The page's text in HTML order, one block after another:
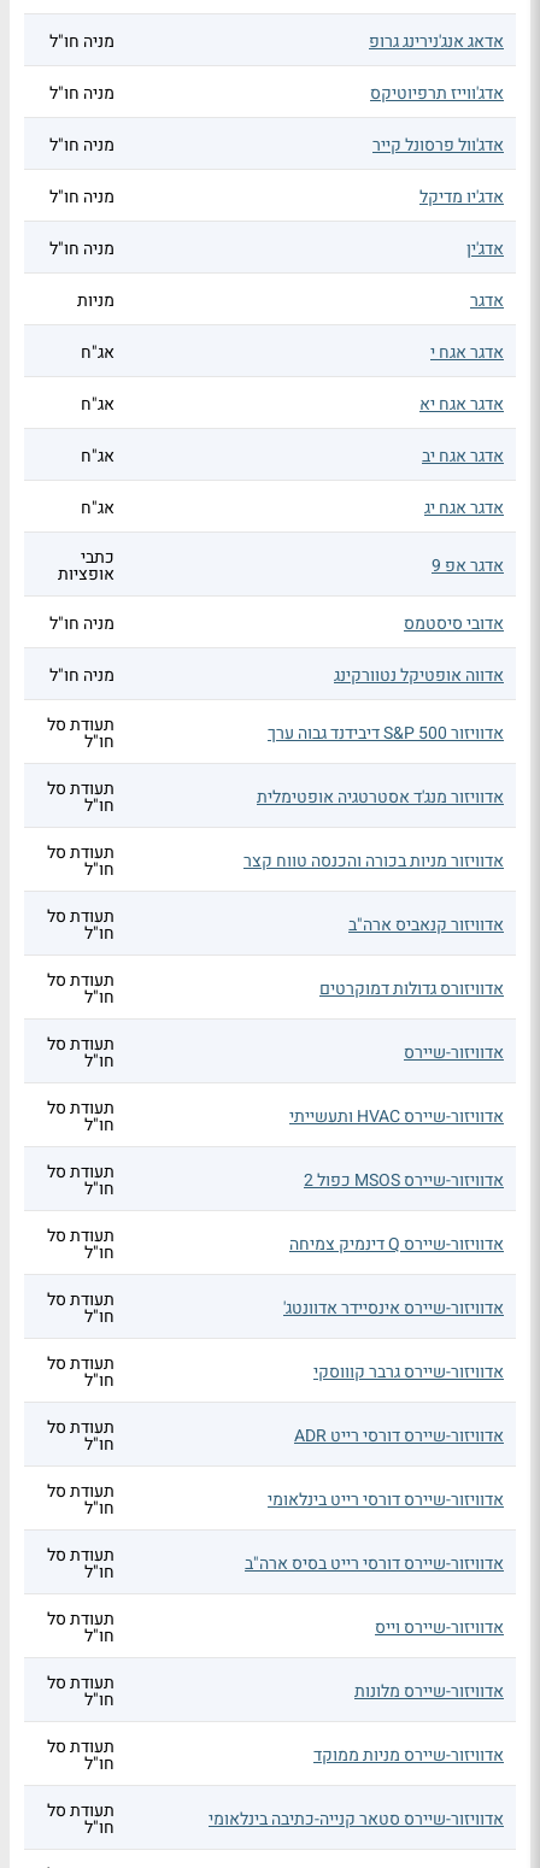
אדאג אנג'נירינג גרופ מניה חו"ל
אדג'ווייז תרפיוטיקס מניה חו"ל
אדג'וול פרסונל קייר מניה חו"ל
אדג'יו מדיקל מניה חו"ל
אדג'ין מניה חו"ל
אדגר מניות
אדגר אגח י אג"ח
אדגר אגח יא אג"ח
אדגר אגח יב אג"ח
אדגר אגח יג אג"ח
אדגר אפ 9 כתבי
אופציות
אדובי סיסטמס
מניה חו"ל
אדווה אופטיקל נטוורקינג מניה חו"ל
אדוויזור S&P 500 דיבידנד גבוה ערך תעודת סל
חו"ל
אדוויזור מנג'ד אסטרטגיה אופטימלית תעודת סל
חו"ל
אדוויזור מניות בכורה והכנסה טווח קצר תעודת סל
חו"ל
אדוויזור קנאביס ארה"ב תעודת סל
חו"ל
אדוויזורס גדולות דמוקרטים תעודת סל
חו"ל
אדוויזור-שיירס תעודת סל
חו"ל
אדוויזור-שיירס HVAC ותעשייתי תעודת סל
חו"ל
אדוויזור-שיירס MSOS כפול 2 תעודת סל
חו"ל
אדוויזור-שיירס Q דינמיק צמיחה תעודת סל
חו"ל
אדוויזור-שיירס אינסיידר אדוונטג' תעודת סל
חו"ל
אדוויזור-שיירס גרבר קוווסקי תעודת סל
חו"ל
אדוויזור-שיירס דורסי רייט ADR תעודת סל
חו"ל
אדוויזור-שיירס דורסי רייט בינלאומי תעודת סל
חו"ל
אדוויזור-שיירס דורסי רייט בסיס ארה"ב תעודת סל
חו"ל
אדוויזור-שיירס וייס תעודת סל
חו"ל
אדוויזור-שיירס מלונות תעודת סל
חו"ל
אדוויזור-שיירס מניות ממוקד תעודת סל
חו"ל
אדוויזור-שיירס סטאר קנייה-כתיבה בינלאומי תעודת סל
חו"ל